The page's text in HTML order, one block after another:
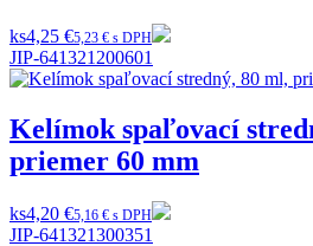
ks4,25 €5,23 € s DPH
JIP-641321200601
Kelímok spaľovací
priemer 60 mm
ks4,20 €5,16 € s DPH
JIP-641321300351